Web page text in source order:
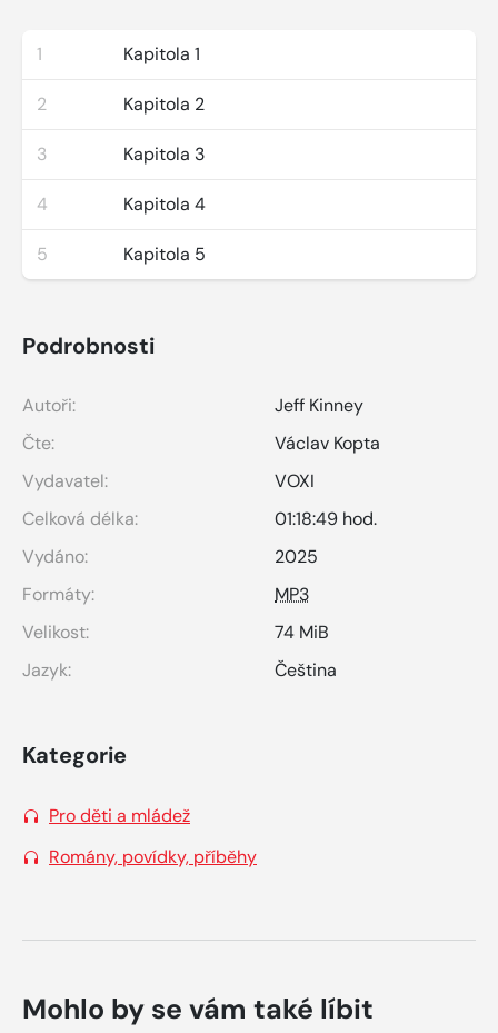
1 Kapitola 1
2 Kapitola 2
3 Kapitola 3
4 Kapitola 4
5 Kapitola 5
Podrobnosti
Autoři:
Jeff Kinney
Čte:
Václav Kopta
Vydavatel:
VOXI
Celková délka:
01:18:49 hod.
Vydáno:
2025
Formáty:
MP3
Velikost:
74 MiB
Jazyk:
Čeština
Kategorie
Pro děti a mládež
Romány, povídky, příběhy
Mohlo by se vám také líbit